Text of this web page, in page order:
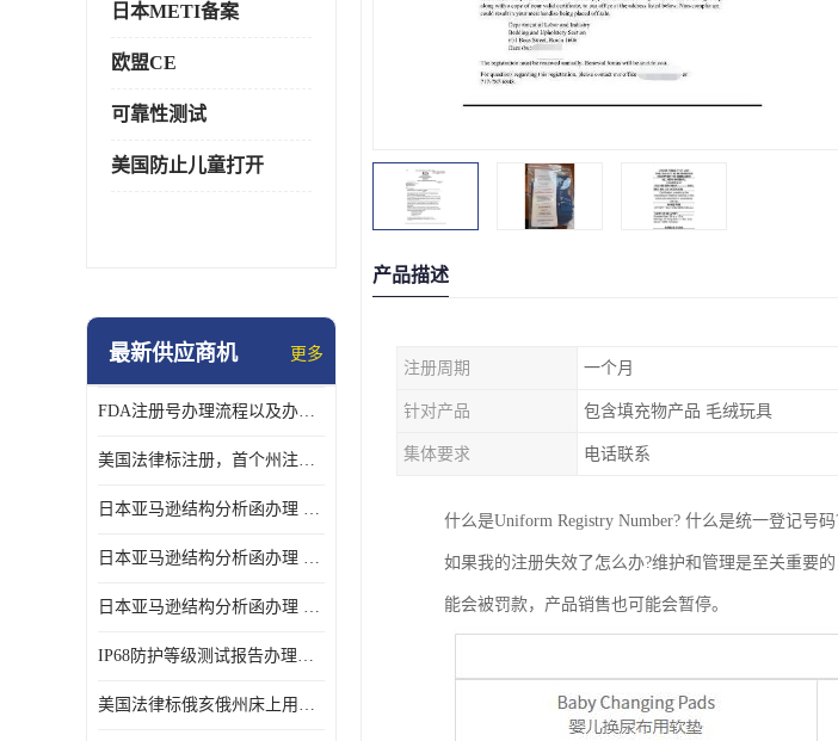
日本METI备案
欧盟CE
可靠性测试
美国防止儿童打开
最新供应商机 更多
FDA注册号办理流程以及办理周期是多久
美国法律标注册，首个州注册该如何选择
日本亚马逊结构分析函办理 日本亚马逊 电饭煲
日本亚马逊结构分析函办理 日本亚马逊 热水壶等；
日本亚马逊结构分析函办理 日本亚马逊 果汁搅拌机
IP68防护等级测试报告办理标准要求
美国法律标俄亥俄州床上用品许可证讲解！
产品描述
注册周期 一个月
针对产品 包含填充物产品 毛绒玩具
集体要求 电话联系
什么是Uniform Registry Number? 什么是统一登记号码
如果我的注册失效了怎么办?维护和管理是至关重要
能会被罚款，产品销售也可能会暂停。